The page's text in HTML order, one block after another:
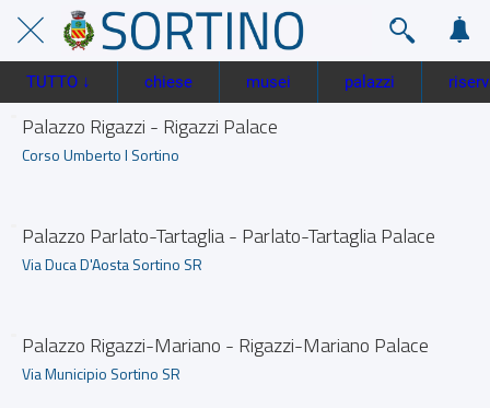
TUTTO ↓ chiese musei palazzi
Palazzo Rigazzi - Rigazzi Palace
Corso Umberto I Sortino
Palazzo Parlato-Tartaglia - Parlato-Tartaglia Palace
Via Duca D'Aosta Sortino SR
Palazzo Rigazzi-Mariano - Rigazzi-Mariano Palace
Via Municipio Sortino SR